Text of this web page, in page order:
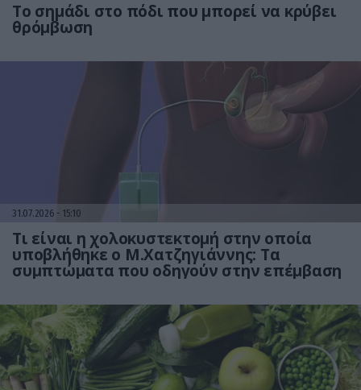
Το σημάδι στο πόδι που μπορεί να κρύβει
θρόμβωση
31.07.2026 15:10
Τι είναι η χολοκυστεκτομή στην οποία
υποβλήθηκε ο Μ.Χατζηγιάννης: Tα
συμπτώματα που οδηγούν στην επέμβαση